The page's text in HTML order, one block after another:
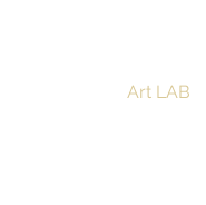
Art LAB